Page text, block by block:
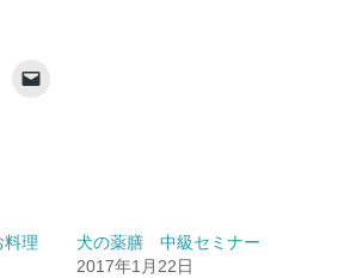
料理
犬の薬膳 中級セミナー
2017年1月22日